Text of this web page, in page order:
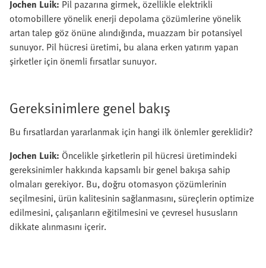
Jochen Luik: Pil pazarına girmek, özellikle elektrikli
otomobillere yönelik enerji depolama çözümlerine yönelik
artan talep göz önüne alındığında, muazzam bir potansiyel
sunuyor. Pil hücresi üretimi, bu alana erken yatırım yapan
şirketler için önemli fırsatlar sunuyor.
Gereksinimlere genel bakış
Bu fırsatlardan yararlanmak için hangi ilk önlemler gereklidir?
Jochen Luik: Öncelikle şirketlerin pil hücresi üretimindeki
gereksinimler hakkında kapsamlı bir genel bakışa sahip
olmaları gerekiyor. Bu, doğru otomasyon çözümlerinin
seçilmesini, ürün kalitesinin sağlanmasını, süreçlerin optimize
edilmesini, çalışanların eğitilmesini ve çevresel hususların
dikkate alınmasını içerir.